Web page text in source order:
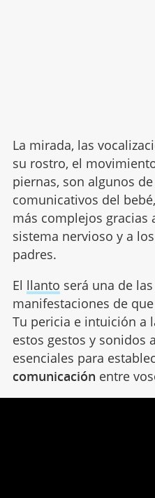
La mirada, las
su rostro, el
piernas, son algunos
comunicativos del
más complejos gracias
sistema nervioso y a
padres.
El llanto será una de
manifestaciones de
Tu pericia e intuición a
estos gestos y sonidos
esenciales para
comunicación entre